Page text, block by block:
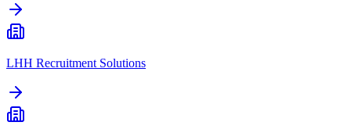
LHH Recruitment Solutions